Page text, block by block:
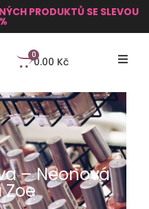
PRODUKTŮ SE SLEVOU
0.00 Kč
0
– Neonová
Zoe